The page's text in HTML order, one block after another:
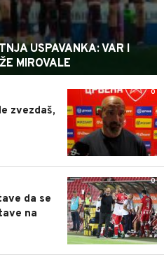
USPAVANKA: VAR I
MIROVALE
0
zvezdaš,
0
da se
na